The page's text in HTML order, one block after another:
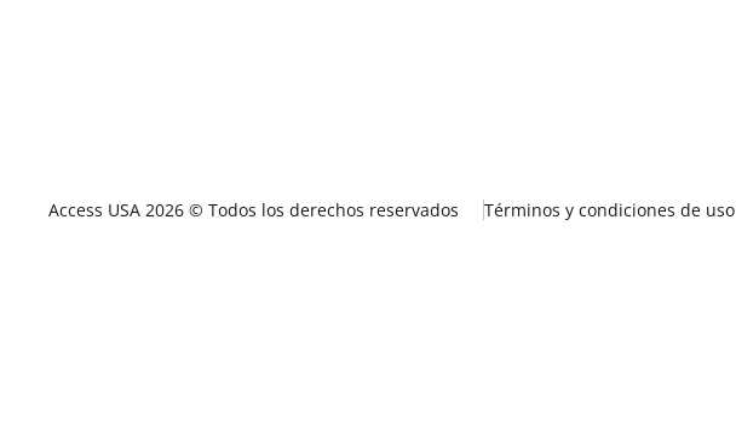
Access USA 2026 © Todos los derechos reservados Términos y condiciones de uso